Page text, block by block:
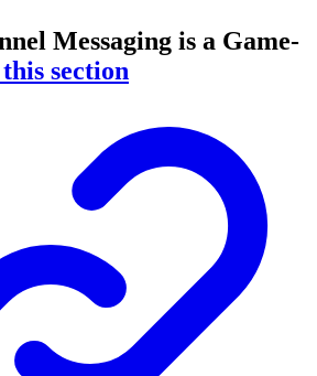
Messaging is a Game-
section